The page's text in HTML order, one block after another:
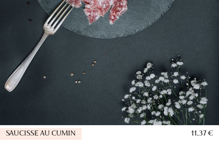
SAUCISSE AU CUMIN 11,37 €